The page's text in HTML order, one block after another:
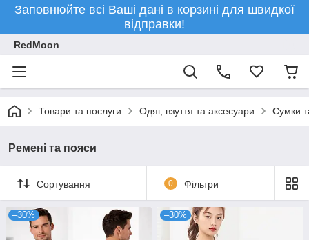
Заповнюйте всі Ваші дані в корзині для швидкої
відправки!
RedMoon
Товари та послуги Одяг, взуття та аксесуари Сумки
Ремені та пояси
Сортування 0 Фільтри
–30% –30%